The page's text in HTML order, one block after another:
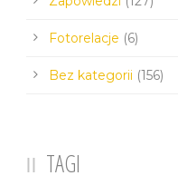
Fotorelacje (6)
Bez kategorii (156)
TAGI